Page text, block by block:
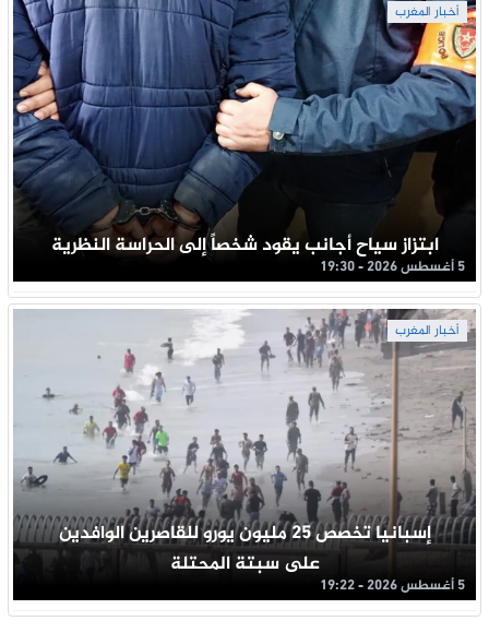
أخبار المغرب
ابتزاز سياح أجانب يقود شخصاً إلى الحراسة النظرية
5 أغسطس 2026 - 19:30
أخبار المغرب
إسبانيا تخصص 25 مليون يورو للقاصرين الوافدين
على سبتة المحتلة
5 أغسطس 2026 - 19:22